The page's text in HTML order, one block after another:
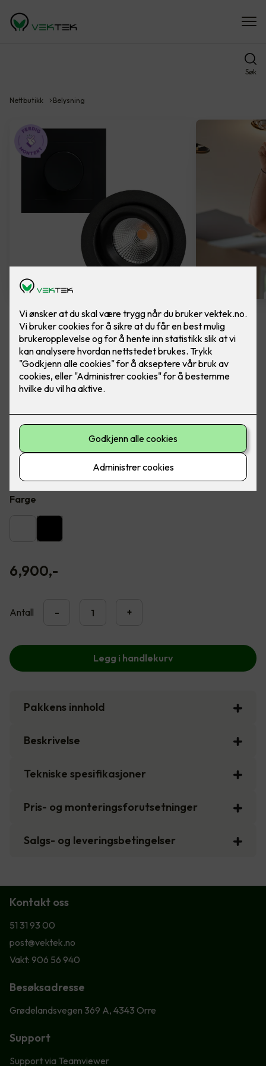
Søk
Nettbutikk Belysning
6 stk sorte LED downlights
rehab inkl. LED dimmer
Ferdig montert - Junistar ECO 2700 m/ LED
Flott LED downlight med 42 graders spredning og 30
graders vipp i to retninger til innendørs bruke, inkl. LED
dimmer. Inkludert montering.
Farge
6,900,-
Antall - +
Legg i handlekurv
Pakkens innhold
Beskrivelse
Tekniske spesifikasjoner
Pris- og monteringsforutsetninger
Salgs- og leveringsbetingelser
Kontakt oss
51 31 93 00
post@vektek.no
Vakt: 906 56 940
Besøksadresse
Grødelandsvegen 369 A, 4343 Orre
Support
Support via Teamviewer